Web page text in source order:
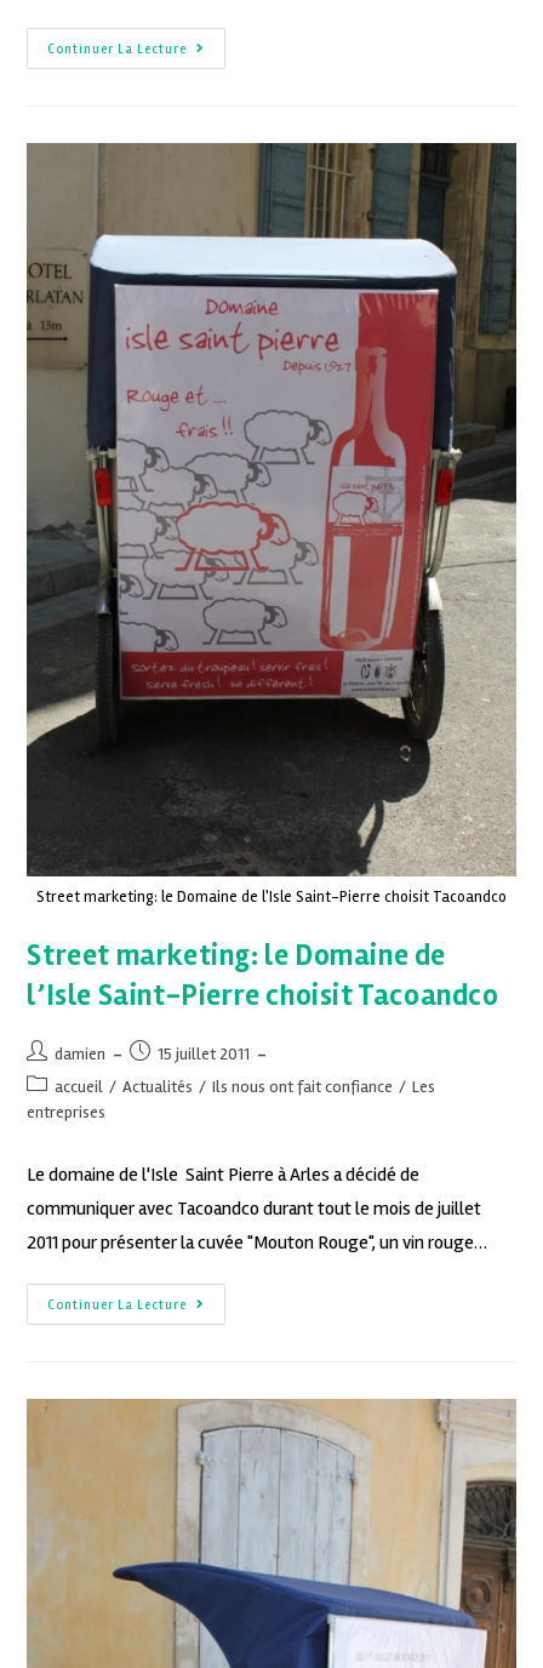
Continuer La Lecture
Street marketing: le Domaine de l'Isle Saint-Pierre choisit Tacoandco
Street marketing: le Domaine de
l’Isle Saint-Pierre choisit Tacoandco
damien
15 juillet 2011
accueil / Actualités / Ils nous ont fait confiance / Les
entreprises
Le domaine de l'Isle Saint Pierre à Arles a décidé de
communiquer avec Tacoandco durant tout le mois de juillet
2011 pour présenter la cuvée "Mouton Rouge", un vin rouge…
Continuer La Lecture